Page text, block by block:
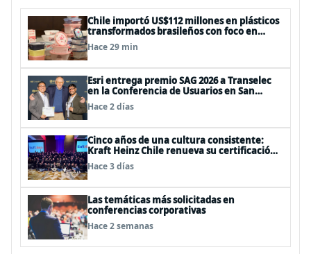
Chile importó US$112 millones en plásticos
transformados brasileños con foco en
innovación y sostenibilidad
Hace 29 min
Esri entrega premio SAG 2026 a Transelec
en la Conferencia de Usuarios en San
Diego, Estados Unidos
Hace 2 días
Cinco años de una cultura consistente:
Kraft Heinz Chile renueva su certificación
Great Place to Work
Hace 3 días
Las temáticas más solicitadas en
conferencias corporativas
Hace 2 semanas